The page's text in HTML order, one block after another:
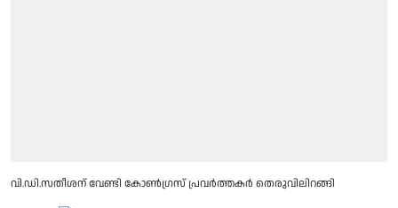
വി.ഡി.സതീശന് വേണ്ടി കോൺഗ്രസ് പ്രവർത്തകർ തെരുവിലിറങ്ങി